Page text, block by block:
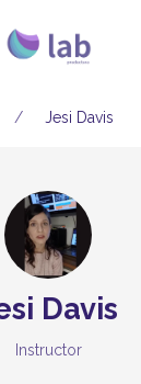
Jesi Davis
Davis
Instructor